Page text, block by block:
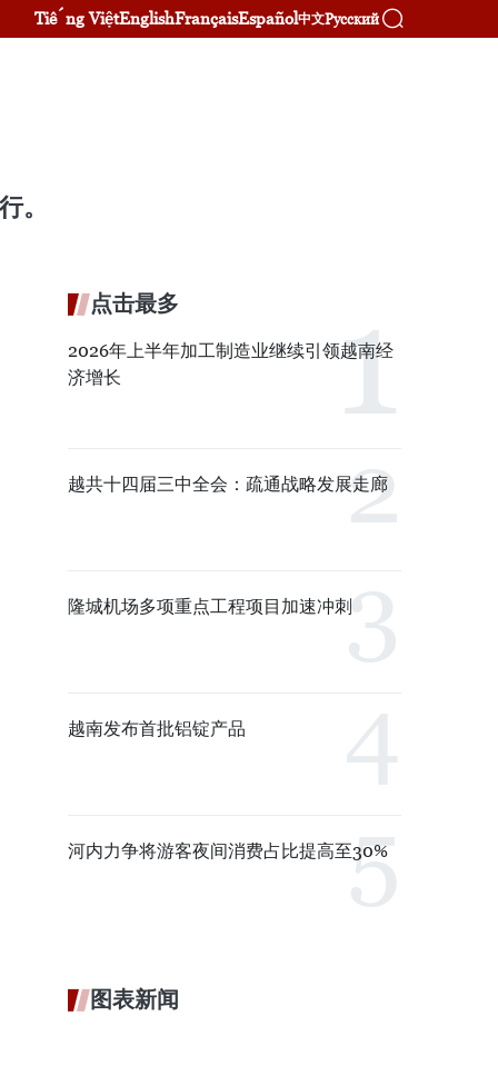
Tiếng ViệtEnglishFrançaisEspañol中文Русский
。
点击最多
2026年上半年加工制造业继续引领越南经
济增长
越共十四届三中全会：疏通战略发展走廊
隆城机场多项重点工程项目加速冲刺
越南发布首批铝锭产品
河内力争将游客夜间消费占比提高至30%
图表新闻